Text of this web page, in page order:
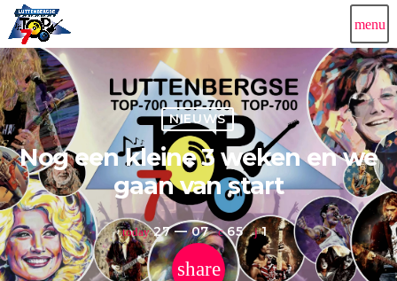
menu
NIEUWS
Nog een kleine 3 weken en we
gaan van start
today 27 — 07 65 1
share
email